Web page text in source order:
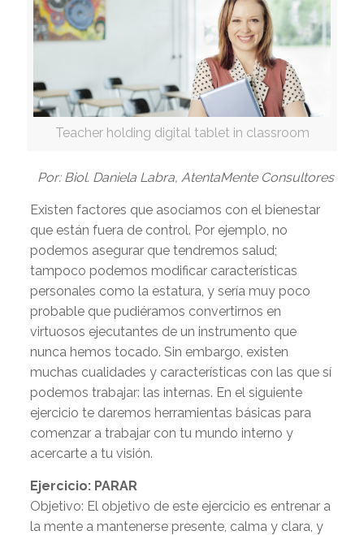
Teacher holding digital tablet in classroom
Por: Biol. Daniela Labra, AtentaMente Consultores
Existen factores que asociamos con el bienestar
que están fuera de control. Por ejemplo, no
podemos asegurar que tendremos salud;
tampoco podemos modificar características
personales como la estatura, y sería muy poco
probable que pudiéramos convertirnos en
virtuosos ejecutantes de un instrumento que
nunca hemos tocado. Sin embargo, existen
muchas cualidades y características con las que sí
podemos trabajar: las internas. En el siguiente
ejercicio te daremos herramientas básicas para
comenzar a trabajar con tu mundo interno y
acercarte a tu visión.
Ejercicio: PARAR
Objetivo: El objetivo de este ejercicio es entrenar a
la mente a mantenerse presente, calma y clara, y